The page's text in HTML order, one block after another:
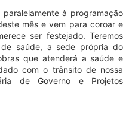
à programação
mês e vem para coroar e
ser festejado. Teremos
saúde, a sede própria do
que atenderá a saúde e
com o trânsito de nossa
de Governo e Projetos